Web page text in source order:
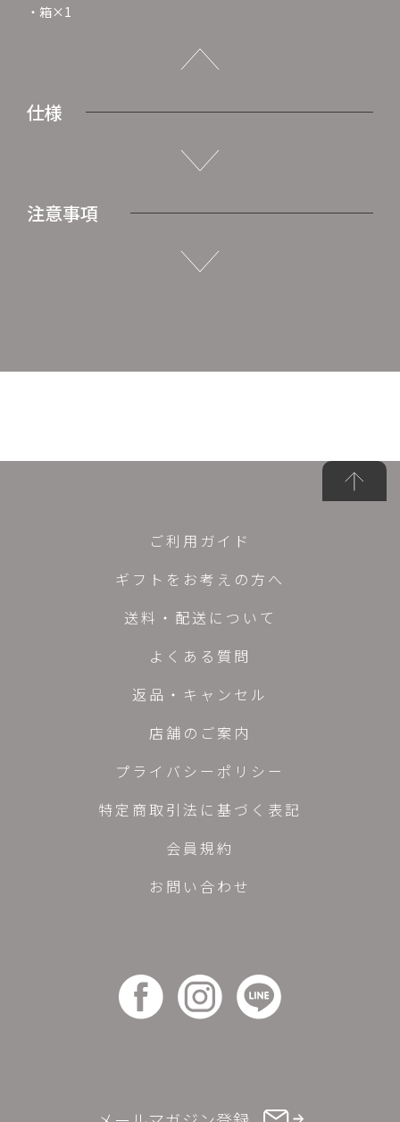
・箱×1
仕様
注意事項
ご利用ガイド
ギフトをお考えの方へ
送料・配送について
よくある質問
返品・キャンセル
店舗のご案内
プライバシーポリシー
特定商取引法に基づく表記
会員規約
お問い合わせ